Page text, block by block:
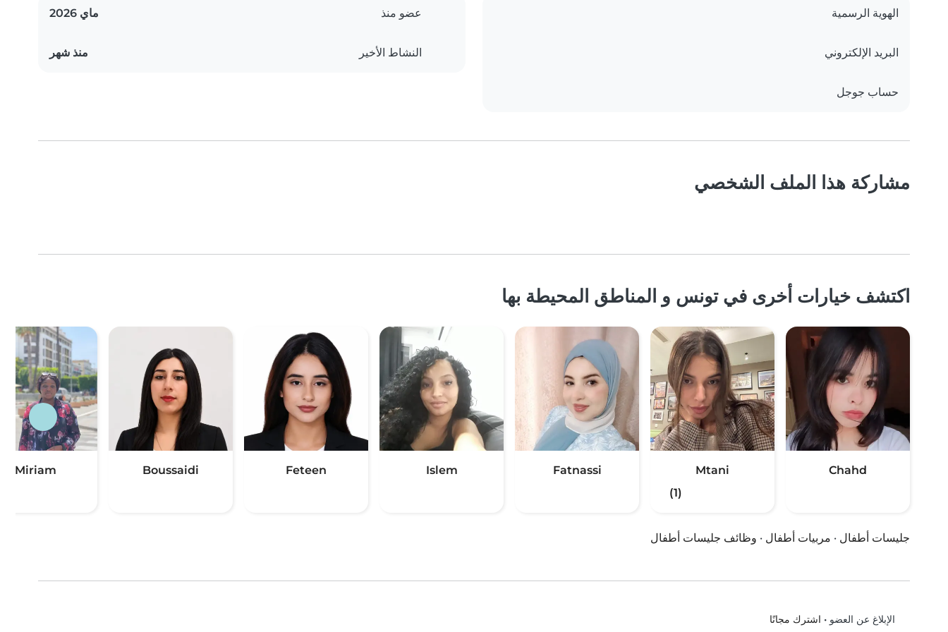
الهوية الرسمية
البريد الإلكتروني
حساب جوجل
عضو منذ ماي 2026
النشاط الأخير منذ شهر
مشاركة هذا الملف الشخصي
اكتشف خيارات أخرى في تونس و المناطق المحيطة بها
Chahd
Mtani
(1)
Fatnassi
Islem
Feteen
Boussaidi
Miriam
جليسات أطفال · مربيات أطفال · وظائف جليسات أطفال
الإبلاغ عن العضو • اشترك مجانًا